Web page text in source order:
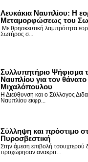
Λευκάκια Ναυπλίου: Η
Μεταμορφώσεως του
Με θρησκευτική λαμπρότητα
Σωτήρος σ...
Συλλυπητήριο Ψήφισμα
Ναυπλίου για τον
Μιχαλόπουλου
Η Διεύθυνση και ο Σύλλογος
Ναυπλίου εκφρ...
Σύλληψη και πρόστιμο
Πυροσβεστική
Στην άμεση επιβολή τσουχτερού
προχώρησαν ανακριτ...